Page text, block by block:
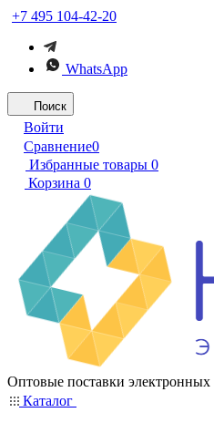
+7 495 104-42-20
WhatsApp
Поиск
Войти
Сравнение0
Избранные товары 0
Корзина 0
Оптовые поставки электронных
Каталог